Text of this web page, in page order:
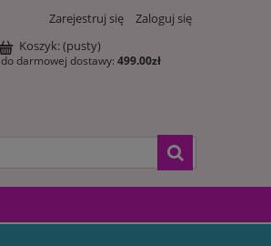
Zarejestruj się
Zaloguj się
Koszyk:(pusty)
do darmowej dostawy: 499.00zł